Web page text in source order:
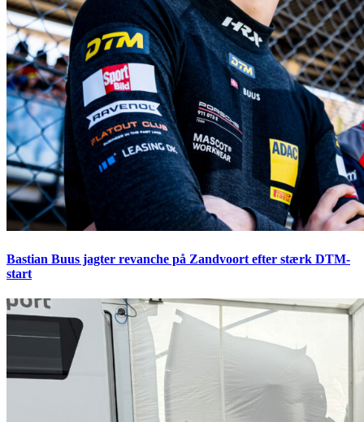
Bastian Buus jagter revanche på Zandvoort efter stærk DTM-
start